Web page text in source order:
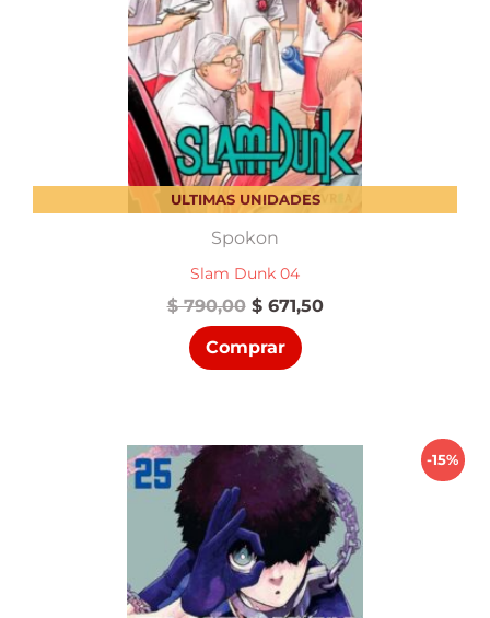
ULTIMAS UNIDADES
Spokon
Slam Dunk 04
$790,00 El
precio
original
era:
$671,50El
Comprar
-15%